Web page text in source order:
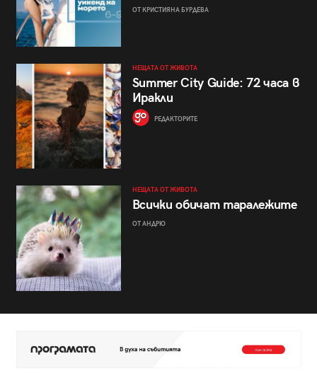
ОТ КРИСТИЯНА БУРДЕВА
НЕЩАТА ОТ ЖИВОТА
Summer City Guide: 72 часа в
Иракли
РЕДАКТОРИТЕ
НЕЩАТА ОТ ЖИВОТА
Всички обичат таралежите
ОТ АНДРЮ